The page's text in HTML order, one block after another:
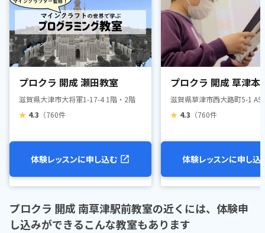
プロクラ 開成 瀬田教室
滋賀県大津市大将軍1-17-4 1階・2階
★ 4.3 （760件
体験レッスンに申し込む
プロクラ 開成 草津本
滋賀県草津市西大路町5-1
★ 4.3 （760件
体験レッスンに申し込
プロクラ 開成 南草津駅前教室の近くには、体験申
し込みができるこんな教室もあります